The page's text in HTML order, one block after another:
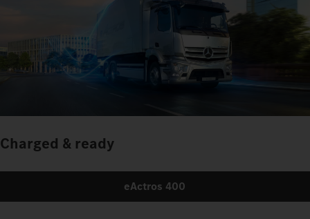
Charged & ready
eActros 400